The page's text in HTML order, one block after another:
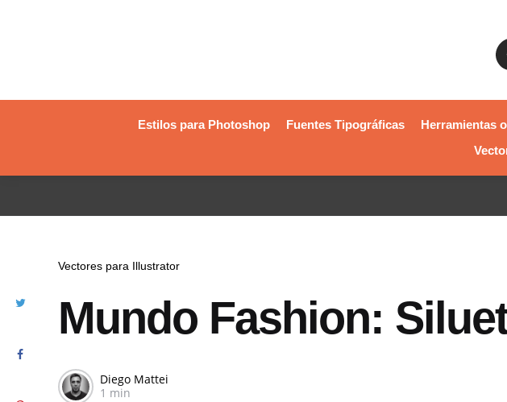
Estilos para Photoshop Fuentes Tipográficas Herramientas
Vectores para Illustrator
Mundo Fashion:
Diego Mattei
1 min